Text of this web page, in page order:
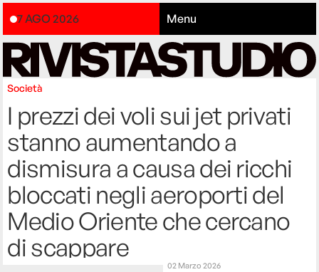
7 AGO 2026 Menu
Società
I prezzi dei voli sui jet privati
stanno aumentando a
dismisura a causa dei ricchi
bloccati negli aeroporti del
Medio Oriente che cercano
di scappare
02 Marzo 2026